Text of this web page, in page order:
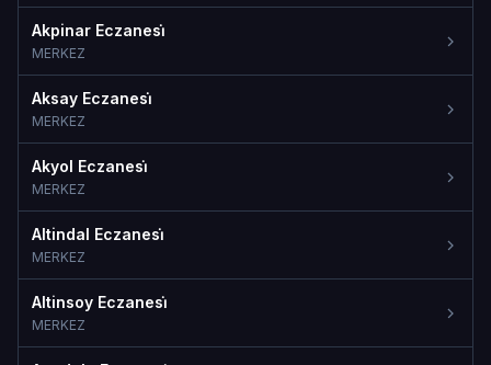
Akpinar Eczanesi̇
MERKEZ
Aksay Eczanesi̇
MERKEZ
Akyol Eczanesi̇
MERKEZ
Altindal Eczanesi̇
MERKEZ
Altinsoy Eczanesi̇
MERKEZ